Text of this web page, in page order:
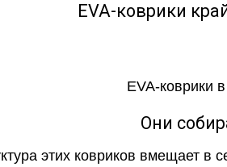
EVA-коврики
Они
этих ковриков вмещает в